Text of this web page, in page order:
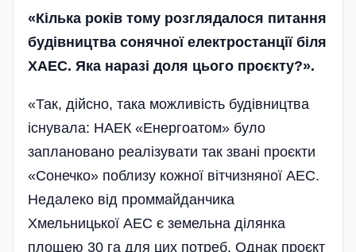
«Кілька років тому розглядалося питання
будівництва сонячної електростанції біля
ХАЕС. Яка наразі доля цього проєкту?».
«Так, дійсно, така можливість будівництва
існувала: НАЕК «Енергоатом» було
заплановано реалізувати так звані проєкти
«Сонечко» поблизу кожної вітчизняної АЕС.
Недалеко від проммайданчика
Хмельницької АЕС є земельна ділянка
площею 30 га для цих потреб. Однак проєкт